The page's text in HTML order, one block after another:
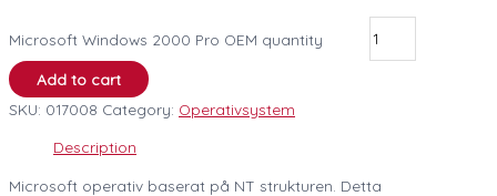
Microsoft Windows 2000 Pro OEM quantity
Add to cart
SKU: 017008 Category: Operativsystem
Description
Microsoft operativ baserat på NT strukturen. Detta